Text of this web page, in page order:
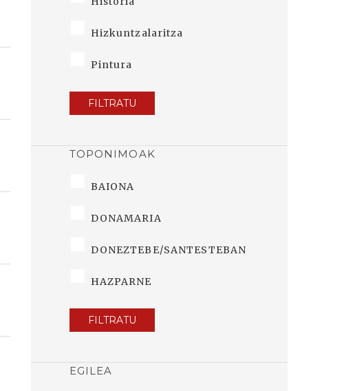
Hizkuntzalaritza
Pintura
FILTRATU
TOPONIMOAK
BAIONA
DONAMARIA
DONEZTEBE/SANTESTEBAN
HAZPARNE
FILTRATU
EGILEA